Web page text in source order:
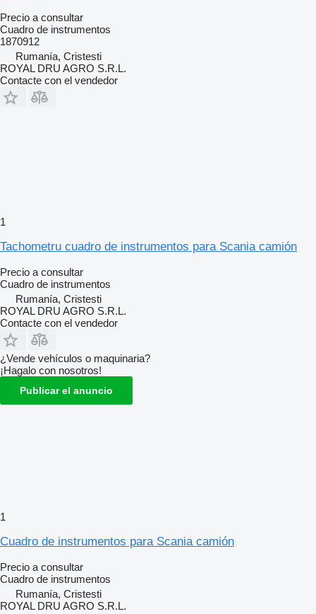
Precio a consultar
Cuadro de instrumentos
1870912
Rumanía, Cristesti
ROYAL DRU AGRO S.R.L.
Contacte con el vendedor
1
Tachometru cuadro de instrumentos para Scania camión
Precio a consultar
Cuadro de instrumentos
Rumanía, Cristesti
ROYAL DRU AGRO S.R.L.
Contacte con el vendedor
¿Vende vehículos o maquinaria?
¡Hagalo con nosotros!
Publicar el anuncio
1
Cuadro de instrumentos para Scania camión
Precio a consultar
Cuadro de instrumentos
Rumanía, Cristesti
ROYAL DRU AGRO S.R.L.